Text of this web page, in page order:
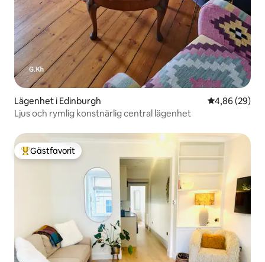
Lägenhet i Edinburgh 4,86 av 5 i
4,86 (29)
Ljus och rymlig konstnärlig central lägenhet
Populär gästfavorit
Gästfavorit